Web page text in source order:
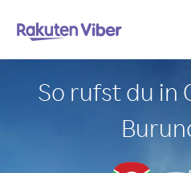
So rufst du in